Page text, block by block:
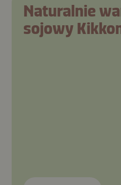
Naturalnie
sojowy